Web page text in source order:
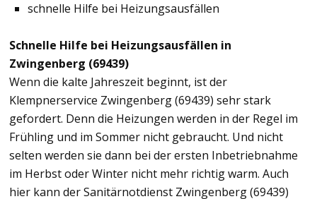
schnelle Hilfe bei Heizungsausfällen
Schnelle Hilfe bei Heizungsausfällen in
Zwingenberg (69439)
Wenn die kalte Jahreszeit beginnt, ist der
Klempnerservice Zwingenberg (69439) sehr stark
gefordert. Denn die Heizungen werden in der Regel im
Frühling und im Sommer nicht gebraucht. Und nicht
selten werden sie dann bei der ersten Inbetriebnahme
im Herbst oder Winter nicht mehr richtig warm. Auch
hier kann der Sanitärnotdienst Zwingenberg (69439)